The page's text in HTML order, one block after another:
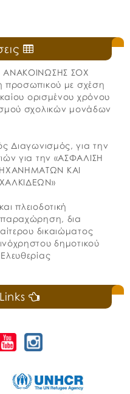
ΑΝΑΚΟΙΝΩΣΗΣ ΣΟΧ
προσωπικού με σχέση
ορισμένου χρόνου
σχολικών μονάδων
Διαγωνισμός, για την
για την «ΑΣΦΑΛΙΣΗ
ΚΑΙ
πλειοδοτική
δια
δικαιώματος
δημοτικού